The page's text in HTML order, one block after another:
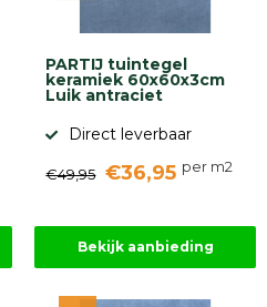
PARTIJ tuintegel
keramiek 60x60x3cm
Luik antraciet
Direct leverbaar
€49,95 €36,95 per m2
Bekijk aanbieding